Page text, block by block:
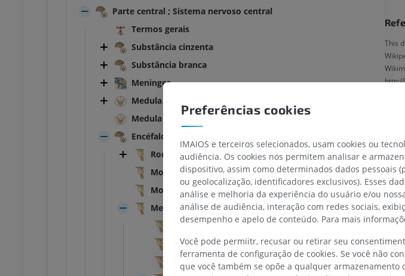
Parte central ; Sistema nervoso central
Termos gerais
Substância cinzenta
Substância branca
Meninges
Medula espinal
Medula espinal
Encéfalo
Rombencéfalo
Morfologia externa
Morfologia interna
Mesencéfalo
Fossa interpeduncular
Substância perfurada posterior
Sulco do nervo oculomotor
This
TARSO-PÉ
IRM do tornozelo
IRM
PREMIUM
Antepé IRM
IRM
PREMIUM
MEMBRO SUPERIOR
IRM do membro superior
IRM
IRM do ombro
IRM
PREMIUM
Preferências cookies
IMAIOS e terceiros selecionados, usam cookies ou
audiência. Os cookies nos permitem analisar e
dispositivo, assim como determinados dados pessoais
ou geolocalização, identificadores exclusivos). Esses
análise e melhoria da experiência do usuário e/ou
análise de audiência, interação com redes sociais,
desempenho e apelo de conteúdo. Para mais
Você pode permiitr, recusar ou retirar seu
ferramenta de configuração de cookies. Se você não
que você também se opõe a qualquer armazenamento